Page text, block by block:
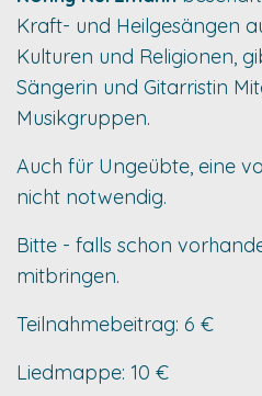
Kraft- und Heilgesängen
Kulturen und Religionen,
Sängerin und Gitarristin
Musikgruppen.
Auch für Ungeübte, eine
nicht notwendig.
Bitte - falls schon
mitbringen.
Teilnahmebeitrag: 6 €
Liedmappe: 10 €